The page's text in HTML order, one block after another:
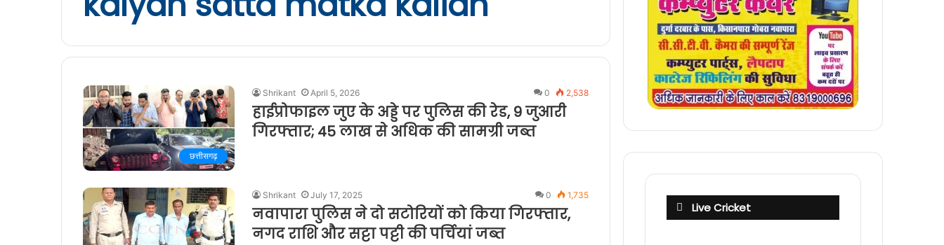
छत्तीसगढ़
Shrikant April 5, 2026 0 2,538
हाईप्रोफाइल जुए के अड्डे पर पुलिस की रेड, 9 जुआरी
गिरफ्तार; 45 लाख से अधिक की सामग्री जब्त
Shrikant July 17, 2025 0 1,735
नवापारा पुलिस ने दो सटोरियों को किया गिरफ्तार,
नगद राशि और सट्टा पट्टी की पर्चियां जब्त
Live Cricket